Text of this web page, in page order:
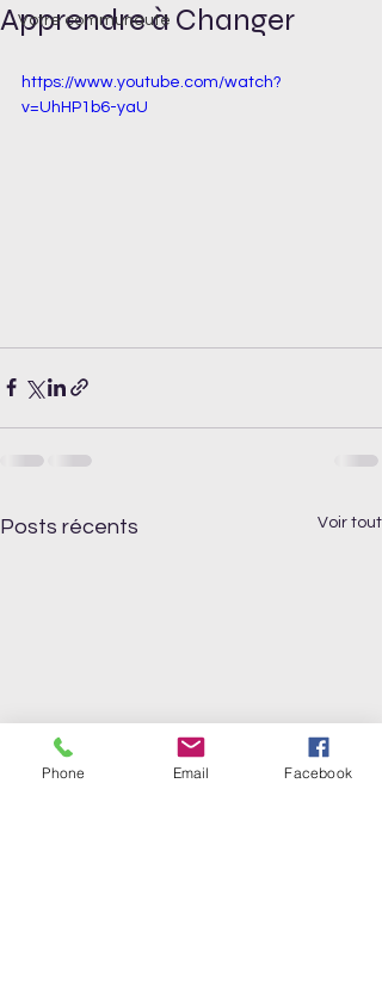
Votre communauté
Apprendre à Changer
https://www.youtube.com/watch?
v=UhHP1b6-yaU
Posts récents Voir tout
Phone Email Facebook